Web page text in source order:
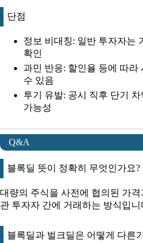
단점
정보 비대칭: 일반 투자자는
확인
과민 반응: 할인율 등에 따라
수 있음
투기 유발: 공시 직후 단기
가능성
Q&A
블록딜 뜻이 정확히 무엇인가요?
대량의 주식을 사전에 협의된 가격
관 투자자 간에 거래하는 방식입니
블록딜과 벌크딜은 어떻게 다른